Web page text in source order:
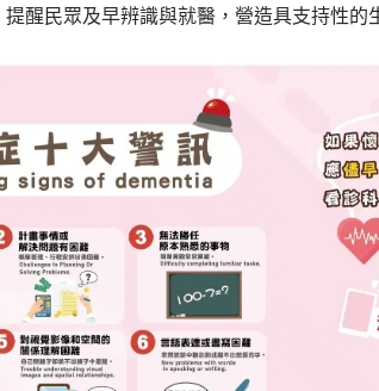
醒民眾及早辨識與就醫，營造具支持性的